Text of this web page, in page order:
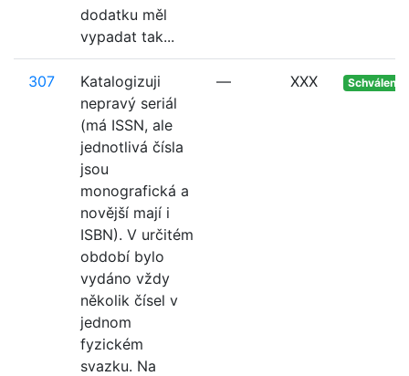
dodatku měl
vypadat tak...
307
Katalogizuji
nepravý seriál
(má ISSN, ale
jednotlivá čísla
jsou
monografická a
novější mají i
ISBN). V určitém
období bylo
vydáno vždy
několik čísel v
jednom
fyzickém
svazku. Na
— XXX Schváleno